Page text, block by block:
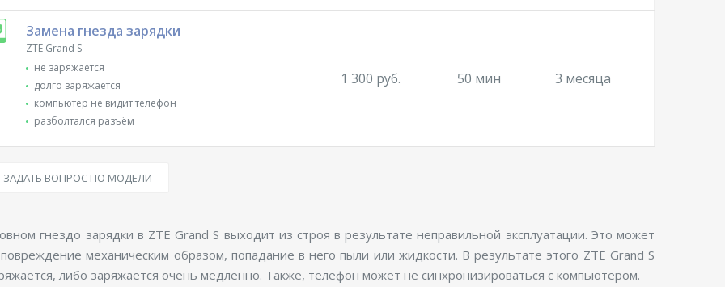
Замена гнезда зарядки
ZTE Grand S
не заряжается
долго заряжается
компьютер не видит телефон
разболтался разъём
1 300 руб. 50 мин 3 месяца
ЗАДАТЬ ВОПРОС ПО МОДЕЛИ
гнездо зарядки в ZTE Grand S выходит из строя в результате неправильной эксплуатации. Это может
механическим образом, попадание в него пыли или жидкости. В результате этого ZTE Grand S
либо заряжается очень медленно. Также, телефон может не синхронизироваться с компьютером.